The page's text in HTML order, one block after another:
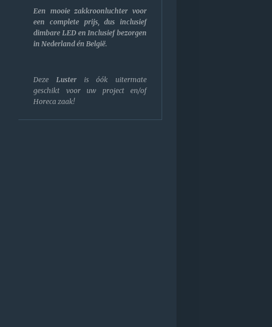
Een mooie zakkroonluchter voor
een complete prijs, dus inclusief
dimbare LED en Inclusief bezorgen
in Nederland én België.
Deze Luster is óók uitermate
geschikt voor uw project en/of
Horeca zaak!